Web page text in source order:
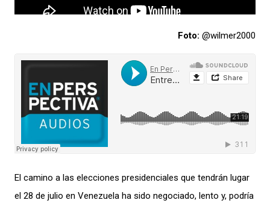
Foto: @wilmer2000
El camino a las elecciones presidenciales que tendrán lugar
el 28 de julio en Venezuela ha sido negociado, lento y, podría